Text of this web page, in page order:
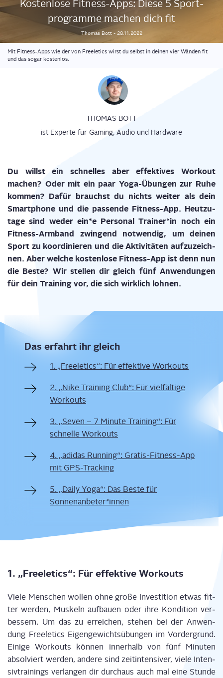
Kos­ten­lo­se Fit­ness-Apps: Die­se 5 Sport­
pro­gram­me machen dich fit
Thomas Bott - 28.11.2022
Mit Fitness-Apps wie der von Freeletics wirst du selbst in deinen vier Wänden fit
und das sogar kostenlos.
THOMAS BOTT
ist Experte für Gaming, Audio und Hardware
Du willst ein schnel­les aber effek­ti­ves Work­out
machen? Oder mit ein paar Yoga-Übun­gen zur Ruhe
kom­men? Dafür brauchst du nichts wei­ter als dein
Smart­phone und die pas­sen­de Fit­ness-App. Heut­zu­
ta­ge sind weder ein*e Per­so­nal Trainer*in noch ein
Fit­ness-Arm­band zwin­gend not­wen­dig, um dei­nen
Sport zu koor­di­nie­ren und die Akti­vi­tä­ten auf­zu­zeich­
nen. Aber wel­che kos­ten­lo­se Fit­ness-App ist denn nun
die Bes­te? Wir stel­len dir gleich fünf Anwen­dun­gen
für dein Trai­ning vor, die sich wirk­lich lohnen.
Das erfahrt ihr gleich
1. „Free­le­tics“: Für effek­ti­ve Workouts
2. „Nike Trai­ning Club“: Für viel­fäl­ti­ge
Workouts
3. „Seven – 7 Minu­te Trai­ning“: Für
schnel­le Workouts
4. „adi­das Run­ning“: Gra­tis-Fit­ness-App
mit GPS-Tracking
5. „Dai­ly Yoga“: Das Bes­te für
Sonnenanbeter*innen
1. „Free­le­tics“: Für effek­ti­ve Workouts
Vie­le Men­schen wol­len ohne gro­ße Inves­ti­ti­on etwas fit­
ter wer­den, Mus­keln auf­bau­en oder ihre Kon­di­ti­on ver­
bes­sern. Um das zu errei­chen, ste­hen bei der Anwen­
dung Free­le­tics Eigen­ge­wichts­übun­gen im Vor­der­grund.
Eini­ge Work­outs kön­nen inner­halb von fünf Minu­ten
absol­viert wer­den, ande­re sind zeit­in­ten­si­ver, vie­le Inten­
siv­trai­nings ver­lan­gen dir durch­aus auch mal eine Stun­de